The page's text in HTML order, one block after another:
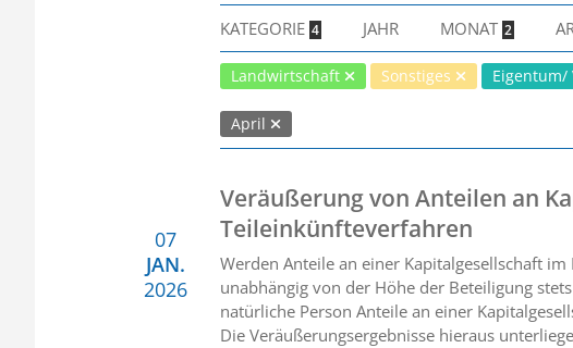
KATEGORIE 4 JAHR MONAT 2
Landwirtschaft Sonstiges Eigentum/
April
07
JAN.
2026
Veräußerung von Anteilen an
Teileinkünfteverfahren
Werden Anteile an einer Kapitalgesellschaft
unabhängig von der Höhe der Beteiligung
natürliche Person Anteile an einer
Die Veräußerungsergebnisse hieraus